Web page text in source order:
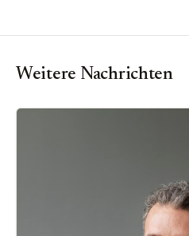
Weitere Nachrichten